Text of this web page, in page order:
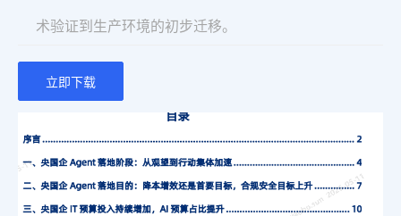
术验证到生产环境的初步迁移。
立即下载